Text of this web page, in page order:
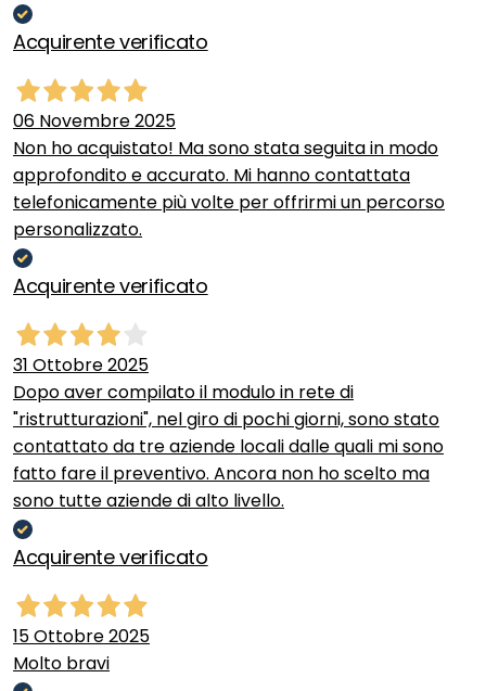
Acquirente verificato
06 Novembre 2025
Non ho acquistato! Ma sono stata seguita in modo
approfondito e accurato. Mi hanno contattata
telefonicamente più volte per offrirmi un percorso
personalizzato.
Acquirente verificato
31 Ottobre 2025
Dopo aver compilato il modulo in rete di
"ristrutturazioni", nel giro di pochi giorni, sono stato
contattato da tre aziende locali dalle quali mi sono
fatto fare il preventivo. Ancora non ho scelto ma
sono tutte aziende di alto livello.
Acquirente verificato
15 Ottobre 2025
Molto bravi